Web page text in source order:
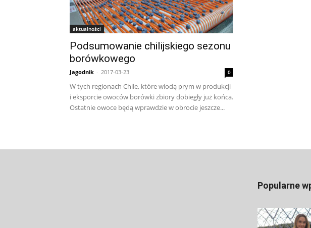
aktualności
Podsumowanie chilijskiego sezonu
borówkowego
Jagodnik - 2017-03-23 0
W tych regionach Chile, które wiodą prym w produkcji
i eksporcie owoców borówki zbiory dobiegły już końca.
Ostatnie owoce będą wprawdzie w obrocie jeszcze...
Popularne